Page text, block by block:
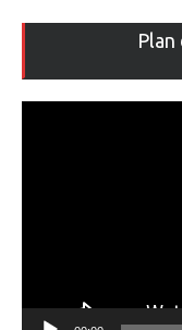
Plan